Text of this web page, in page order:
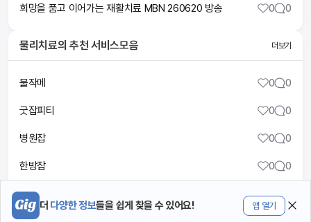
더 다양한 정보들을 쉽게 찾을 수 있어요! 앱 열기
희망을 품고 이어가는 재활치료 MBN 260620 방송 0 0
물리치료의 추천 서비스모음 더보기
물작메 0 0
굿잡피티 0 0
병원잡 0 0
한방잡 0 0
메디플 0